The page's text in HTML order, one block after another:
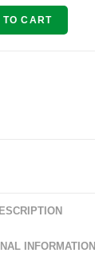
TO CART
INFORMATION